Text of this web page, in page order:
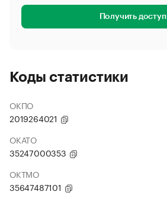
Получить доступ
Коды статистики
ОКПО
2019264021
ОКАТО
35247000353
ОКТМО
35647487101